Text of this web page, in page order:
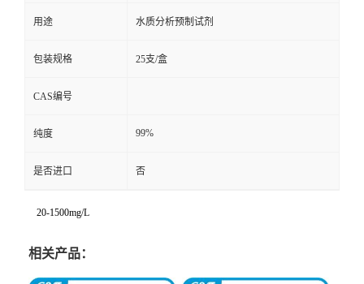
用途 水质分析预制试剂
包装规格 25支/盒
CAS编号
纯度 99%
是否进口 否
20-1500mg/L
相关产品：